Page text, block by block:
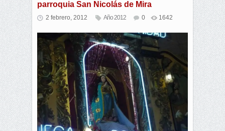
parroquia San Nicolás de Mira
2 febrero, 2012 Año 2012 0 1642